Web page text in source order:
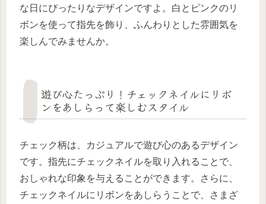
な日にぴったりなデザインですよ。白とピンクのリ
ボンを使って指先を飾り、ふんわりとした雰囲気を
楽しんでみませんか。
遊び心たっぷり！チェックネイルにリボ
ンをあしらって楽しむスタイル
チェック柄は、カジュアルで遊び心のあるデザイン
です。指先にチェックネイルを取り入れることで、
おしゃれな印象を与えることができます。さらに、
チェックネイルにリボンをあしらうことで、さまざ